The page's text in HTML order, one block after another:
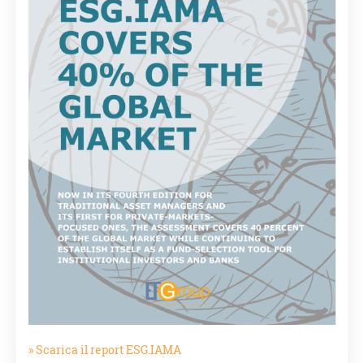
» Scarica il report ESG.IAMA